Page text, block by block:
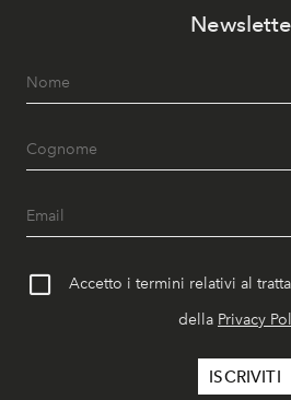
Accetto i termini relativi al
della Privacy